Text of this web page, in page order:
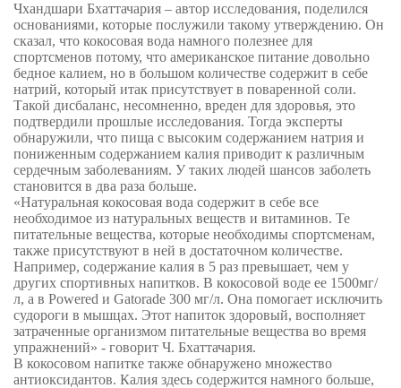
Чхандшари Бхаттачария – автор исследования, поделился
основаниями, которые послужили такому утверждению. Он
сказал, что кокосовая вода намного полезнее для
спортсменов потому, что американское питание довольно
бедное калием, но в большом количестве содержит в себе
натрий, который итак присутствует в поваренной соли.
Такой дисбаланс, несомненно, вреден для здоровья, это
подтвердили прошлые исследования. Тогда эксперты
обнаружили, что пища с высоким содержанием натрия и
пониженным содержанием калия приводит к различным
сердечным заболеваниям. У таких людей шансов заболеть
становится в два раза больше.
«Натуральная кокосовая вода содержит в себе все
необходимое из натуральных веществ и витаминов. Те
питательные вещества, которые необходимы спортсменам,
также присутствуют в ней в достаточном количестве.
Например, содержание калия в 5 раз превышает, чем у
других спортивных напитков. В кокосовой воде ее 1500мг/
л, а в Powered и Gatorade 300 мг/л. Она помогает исключить
судороги в мышцах. Этот напиток здоровый, восполняет
затраченные организмом питательные вещества во время
упражнений» - говорит Ч. Бхаттачария.
В кокосовом напитке также обнаружено множество
антиоксидантов. Калия здесь содержится намного больше,